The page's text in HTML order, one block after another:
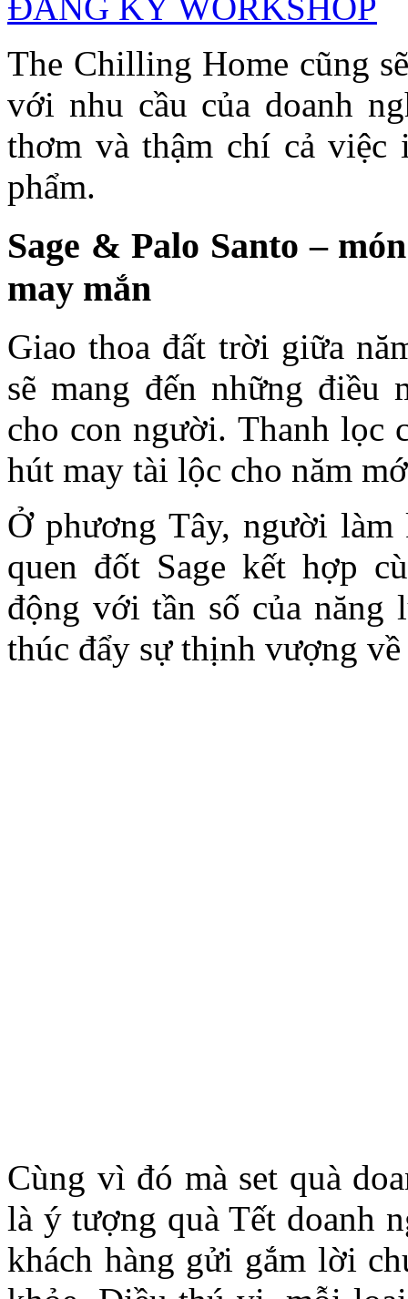
The Chilling Home cũng
với nhu cầu của doanh
thơm và thậm chí cả việc
phẩm.
Sage & Palo Santo –
may mắn
Giao thoa đất trời giữa
sẽ mang đến những
cho con người. Thanh lọc
hút may tài lộc cho năm
Ở phương Tây, người
quen đốt Sage kết hợp
động với tần số của năng
thúc đẩy sự thịnh vượng
Cùng vì đó mà set quà
là ý tượng quà Tết doanh
khách hàng gửi gắm lời